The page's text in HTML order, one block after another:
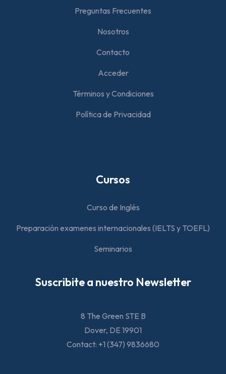
Preguntas Frecuentes
Nosotros
Contacto
Acceder
Términos y Condiciones
Política de Privacidad
Cursos
Curso de Inglés
Preparación examenes internacionales (IELTS y TOEFL)
Seminarios
Suscribite a nuestro Newsletter
8 The Green STE B
Dover, DE 19901
Contact: +1 (347) 9836680